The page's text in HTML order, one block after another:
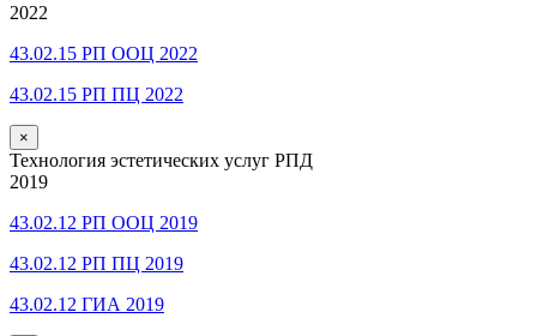
2022
43.02.15 РП ООЦ 2022
43.02.15 РП ПЦ 2022
×
Технология эстетических услуг РПД
2019
43.02.12 РП ООЦ 2019
43.02.12 РП ПЦ 2019
43.02.12 ГИА 2019